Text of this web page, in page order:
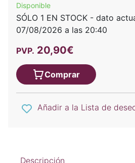
Disponible
SÓLO 1 EN STOCK - dato
07/08/2026 a las 20:40
PVP. 20,90€
Comprar
Añadir a la Lista de
Descripción